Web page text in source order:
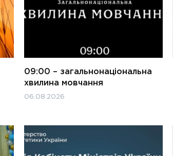
09:00 – загальнонаціональна
хвилина мовчання
06.08.2026